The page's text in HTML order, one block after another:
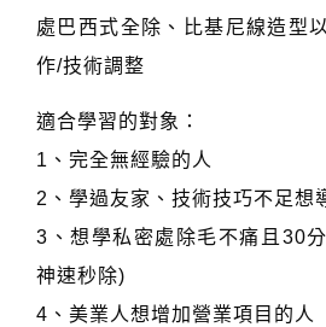
處巴西式全除、比基尼線造型
作/技術調整
適合學習的對象：
1、完全無經驗的人
2、學過友家、技術技巧不足想
3、想學私密處除毛不痛且30
神速秒除)
4、美業人想增加營業項目的人